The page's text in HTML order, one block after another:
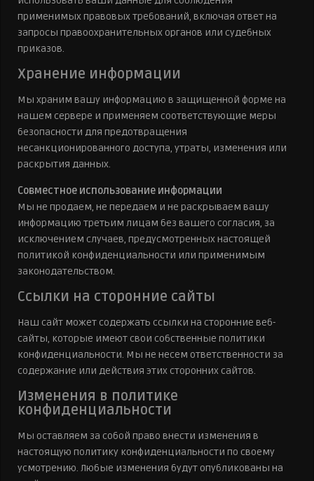
применимых правовых требований, включая ответ на
запросы правоохранительных органов или судебных
приказов.
Хранение информации
Мы храним вашу информацию в защищенной форме на
нашем сервере и применяем соответствующие меры
безопасности для предотвращения
несанкционированного доступа, утраты, изменения или
раскрытия данных.
Совместное использование информации
Мы не продаем, не передаем и не раскрываем вашу
информацию третьим лицам без вашего согласия, за
исключением случаев, предусмотренных настоящей
политикой конфиденциальности или применимым
законодательством.
Ссылки на сторонние сайты
Наш сайт может содержать ссылки на сторонние веб-
сайты, которые имеют свои собственные политики
конфиденциальности. Мы не несем ответственности за
содержание или действия этих сторонних сайтов.
Изменения в политике
конфиденциальности
Мы оставляем за собой право внести изменения в
настоящую политику конфиденциальности по своему
усмотрению. Любые изменения будут опубликованы на